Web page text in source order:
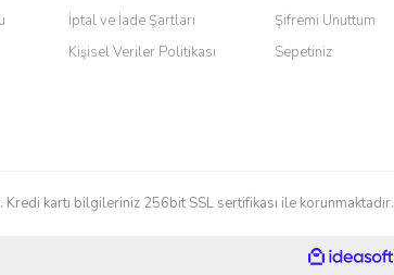
İptal ve İade Şartları
Kişisel Veriler Politikası
Şifremi Unuttum
Sepetiniz
Kredi kartı bilgileriniz 256bit SSL sertifikası ile korunmaktadır.